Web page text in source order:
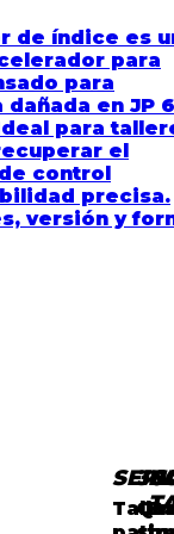
de índice es
para
para
en JP 6
para
el
control
precisa.
versión y